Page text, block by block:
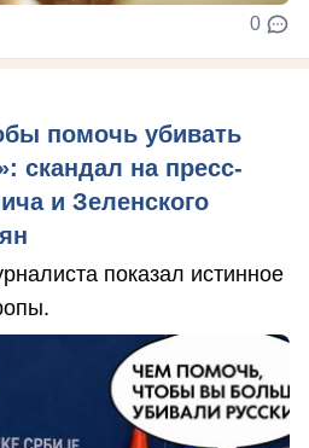
0
помочь убивать
скандал на пресс-
и Зеленского
показал истинное